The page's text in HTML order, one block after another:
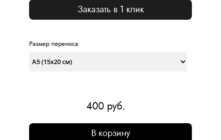
400 руб.
В корзину
Заказать в 1 клик
Размер переноса